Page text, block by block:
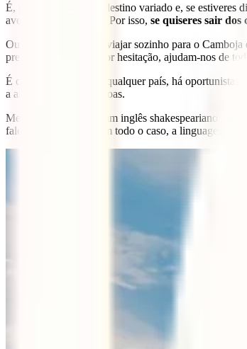
É, por outro lado, um destino variado e, se estiveres
aventuram mais longe. Por isso, se quiseres sair
Outra razão forte para viajar sozinho para o Camboja
prestáveis. Sem a menor hesitação, ajudam-nos de
É claro que, como em qualquer país, há oportunistas
a amabilidade das pessoas.
Mesmo que não fales um inglês shakespeariano, as
falem fluentemente. Em todo o caso, a linguagem